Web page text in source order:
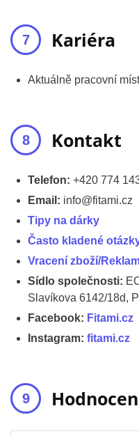
Kariéra
Aktuálně pracovní
Kontakt
Telefon: +420 774
Email: info@fitami.cz
Tipy na dárky
Často kladené
Vracení zboží/
Sídlo společnosti:
Slavíkova 6142/18d,
Facebook: Fitami.cz
Instagram: fitami.cz